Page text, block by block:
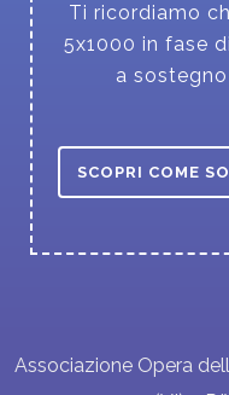
Ti ricordiamo
5x1000 in fase
a
SCOPRI COME
Associazione Opera